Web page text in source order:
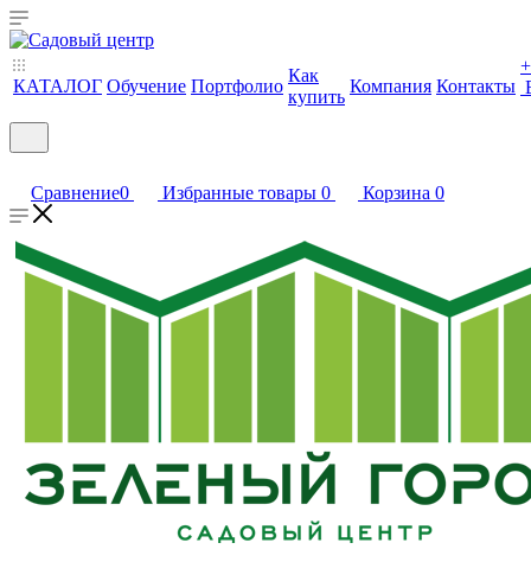
КАТАЛОГ Обучение Портфолио
Как
купить
Компания Контакты
+
Сравнение0 Избранные товары 0 Корзина 0